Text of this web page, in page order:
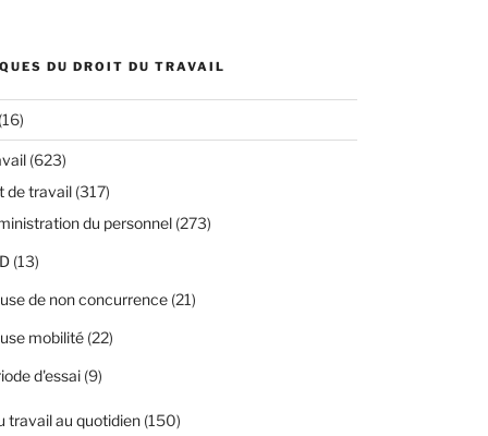
DU DROIT DU TRAVAIL
(623)
de travail(317)
du personnel(273)
(13)
de non concurrence(21)
mobilité(22)
d'essai(9)
travail au quotidien(150)